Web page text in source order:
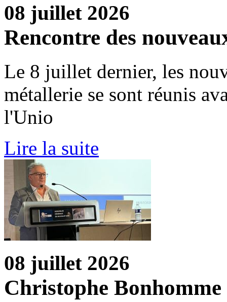
08 juillet 2026
Rencontre des
Le 8 juillet dernier, les
métallerie se sont réunis
l'Unio
Lire la suite
08 juillet 2026
Christophe